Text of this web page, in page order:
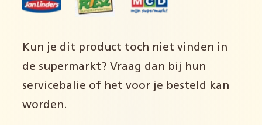
Kun je dit product toch niet vinden in
de supermarkt? Vraag dan bij hun
servicebalie of het voor je besteld kan
worden.